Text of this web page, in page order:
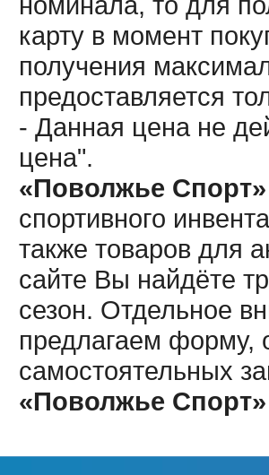
карту в момент
получения
предоставляется
- Данная цена не
цена".
«Поволжье Спорт»
спортивного
также товаров для
сайте Вы найдёте
сезон. Отдельное
предлагаем форму,
самостоятельных
«Поволжье Спорт»